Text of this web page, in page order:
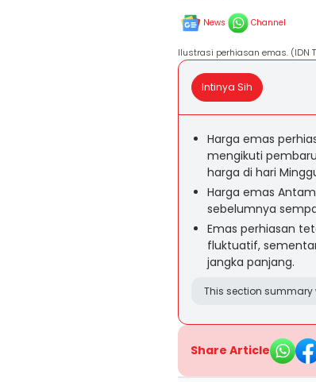
News Channel
Ilustrasi perhiasan emas. (IDN
Intinya Sih
Harga emas
mengikuti
harga di hari
Harga emas
sebelumnya
Emas perhiasan
fluktuatif,
jangka panjang.
This section
Share Article